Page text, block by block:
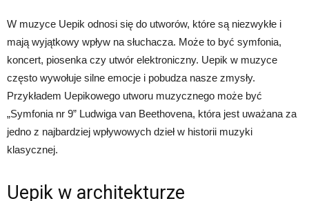
W muzyce Uepik odnosi się do utworów, które są niezwykłe i
mają wyjątkowy wpływ na słuchacza. Może to być symfonia,
koncert, piosenka czy utwór elektroniczny. Uepik w muzyce
często wywołuje silne emocje i pobudza nasze zmysły.
Przykładem Uepikowego utworu muzycznego może być
„Symfonia nr 9” Ludwiga van Beethovena, która jest uważana za
jedno z najbardziej wpływowych dzieł w historii muzyki
klasycznej.
Uepik w architekturze